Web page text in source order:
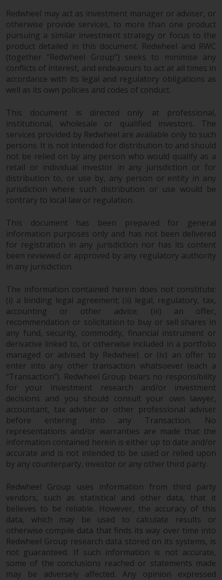
Soweit Informationen, die Sie
bereitstellen oder die wir von
dieser Website erhalten,
personenbezogene Daten
darstellen, stimmen Sie deren
Verarbeitung durch Redwheel und
seine Vertreter und andere Dritte
verpflichtet, die Vertraulichkeit
dieser Informationen zu wahren.
Wenn Sie nicht möchten, dass
Ihre Informationen auf diese
Weise verwendet werden, sollten
Sie Redwheel per E-Mail oder
schriftlich darüber informieren.
Sie haben Anspruch auf eine
Kopie der Informationen, die wir
über Sie gespeichert haben,
indem Sie uns schriftlich
anschreiben und diese anfordern.
Weitere Informationen finden Sie
in unserer Datenschutz- und
Richtlinie.
Geltendes Recht
Der Inhalt dieser Website sollte
gemäß den Gesetzen von England
und Wales ausgelegt und geregelt
werden, und die Gerichte dieser
Gerichtsbarkeit haben die
ausschließliche Zuständigkeit für
alle auftretenden Streitigkeiten,
es sei denn, diese Inhalte
unterliegen ausdrücklich den
Gesetzen von eine andere
Gerichtsbarkeit. Wenn ein
zuständiges Gericht aus
irgendeinem Grund eine
Bestimmung dieses Abschnitts
„Wichtige Informationen“ für
nicht durchsetzbar befunden hat,
wird diese Bestimmung im
maximal zulässigen Umfang
durchgesetzt, und der Rest dieser
Redwheel may act as investment manager or adviser, or
otherwise provide services, to more than one product
pursuing a similar investment strategy or focus to the
product detailed in this document. Redwheel and RWC
(together “Redwheel Group”) seeks to minimise any
conflicts of interest, and endeavours to act at all times in
accordance with its legal and regulatory obligations as
well as its own policies and codes of conduct.
This document is directed only at professional,
institutional, wholesale or qualified investors. The
services provided by Redwheel are available only to such
persons. It is not intended for distribution to and should
not be relied on by any person who would qualify as a
retail or individual investor in any jurisdiction or for
distribution to, or use by, any person or entity in any
jurisdiction where such distribution or use would be
contrary to local law or regulation.
This document has been prepared for general
information purposes only and has not been delivered
for registration in any jurisdiction nor has its content
been reviewed or approved by any regulatory authority
in any jurisdiction.
The information contained herein does not constitute:
(i) a binding legal agreement; (ii) legal, regulatory, tax,
accounting or other advice; (iii) an offer,
recommendation or solicitation to buy or sell shares in
any fund, security, commodity, financial instrument or
derivative linked to, or otherwise included in a portfolio
managed or advised by Redwheel; or (iv) an offer to
enter into any other transaction whatsoever (each a
“Transaction”). Redwheel Group bears no responsibility
for your investment research and/or investment
decisions and you should consult your own lawyer,
accountant, tax adviser or other professional adviser
before entering into any Transaction. No
representations and/or warranties are made that the
information contained herein is either up to date and/or
accurate and is not intended to be used or relied upon
by any counterparty, investor or any other third party.
Redwheel Group uses information from third party
vendors, such as statistical and other data, that it
believes to be reliable. However, the accuracy of this
data, which may be used to calculate results or
otherwise compile data that finds its way over time into
Redwheel Group research data stored on its systems, is
not guaranteed. If such information is not accurate,
some of the conclusions reached or statements made
may be adversely affected. Any opinion expressed